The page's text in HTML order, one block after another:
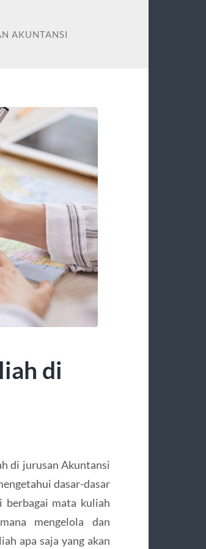
AKUNTANSI
di
di jurusan Akuntansi
dasar-dasar
berbagai mata kuliah
mengelola dan
apa saja yang akan